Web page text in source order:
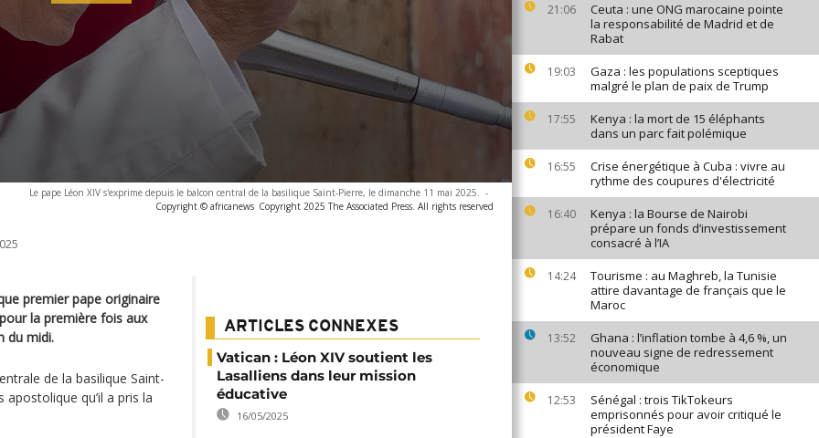
21:06
Ceuta : une ONG marocaine pointe
la responsabilité de Madrid et de
Rabat
19:03
Gaza : les populations sceptiques
malgré le plan de paix de Trump
17:55
Kenya : la mort de 15 éléphants
dans un parc fait polémique
16:55
Crise énergétique à Cuba : vivre au
rythme des coupures d'électricité
16:40
Kenya : la Bourse de Nairobi
prépare un fonds d’investissement
consacré à l’IA
14:24
Tourisme : au Maghreb, la Tunisie
attire davantage de français que le
Maroc
13:52
Ghana : l’inflation tombe à 4,6 %, un
nouveau signe de redressement
économique
12:53
Sénégal : trois TikTokeurs
emprisonnés pour avoir critiqué le
président Faye
Le pape Léon XIV s'exprime depuis le balcon central de la basilique Saint-Pierre, le dimanche 11 mai 2025. -
Copyright © africanews Copyright 2025 The Associated Press. All rights reserved
premier pape originaire
la première fois aux
du midi.
de la basilique Saint-
qu’il a pris la
ARTICLES CONNEXES
Vatican : Léon XIV soutient les
Lasalliens dans leur mission
éducative
16/05/2025